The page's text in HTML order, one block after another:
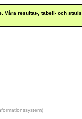
Våra resultat-, tabell- och